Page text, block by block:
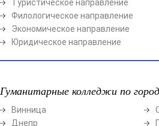
Туристическое направление
Филологическое направление
Экономическое направление
Юридическое направление
Гуманитарные колледжи по
Винница
Днепр